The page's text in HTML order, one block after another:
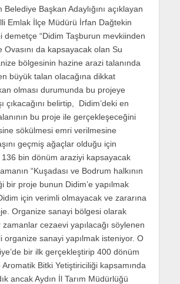
Başkan Adaylığını açıklayan
Emlak İlçe Müdürü İrfan Dağtekin
demetçe “Didim Taşburun mevkiinden
Ovasını da kapsayacak olan Su
bölgesinin hazine arazi talanında
büyük talan olacağına dikkat
olması durumunda bu projeye
çıkacağını belirtip, Didim’deki en
bu proje ile gerçekleşeceğini
sökülmesi emri verilmesine
geçmiş ağaçlar olduğu için
bin dönüm araziyi kapsayacak
“Kuşadası ve Bodrum halkının
bir proje bunun Didim’e yapılmak
için verimli olmayacak ve zararına
Organize sanayi bölgesi olarak
cezaevi yapılacağı söylenen
organize sanayi yapılmak isteniyor. O
bir ilk gerçekleştirip 400 dönüm
Aromatik Bitki Yetiştiriciliği kapsamında
ancak Aydın İl Tarım Müdürlüğü